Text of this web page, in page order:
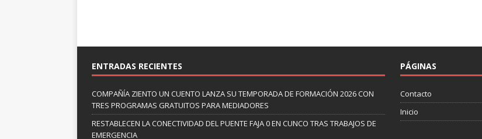
ENTRADAS RECIENTES
COMPAÑÍA ZIENTO UN CUENTO LANZA SU TEMPORADA DE FORMACIÓN 2026 CON
TRES PROGRAMAS GRATUITOS PARA MEDIADORES
RESTABLECEN LA CONECTIVIDAD DEL PUENTE FAJA 0 EN CUNCO TRAS TRABAJOS DE
EMERGENCIA
PÁGINAS
Contacto
Inicio